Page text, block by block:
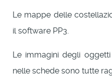
Le mappe delle
il software PP3.
Le immagini degli
nelle schede sono tutte